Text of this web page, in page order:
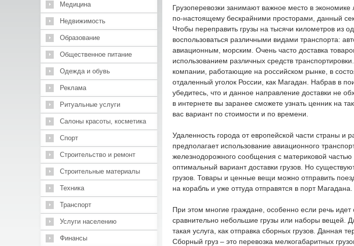
Медицина
Недвижимость
Образование
Общественное питание
Одежда и обувь
Реклама
Ритуальные услуги
Салоны красоты, косметика
Спорт
Строительство и ремонт
Строительные материалы
Техника
Транспорт
Услуги населению
Финансы
Грузоперевозки занимают важное место в
по-настоящему бескрайними просторами, данный
Чтобы переправить грузы на тысячи километров из
воспользоваться различными видами транспорта:
авиационным, морским. Очень часто доставка
использованием различных средств
компании, работающие на российском рынке, в
отдаленный уголок России, как Магадан. Набрав в
убедитесь, что и данное направление доставки не
в интернете вы заранее сможете узнать ценник на
вас вариант по стоимости и по времени.
Удаленность города от европейской части страны и
предполагает использование авиационного
железнодорожного сообщения с материковой
оптимальный вариант доставки грузов. Но
грузов. Товары и ценные вещи можно отправить
на корабль и уже оттуда отправятся в порт Магадана.
При этом многие граждане, особенно если речь
сравнительно небольшие грузы или наборы вещей.
такая услуга, как отправка сборных грузов. Данная
Сборный груз – это перевозка мелкогабаритных